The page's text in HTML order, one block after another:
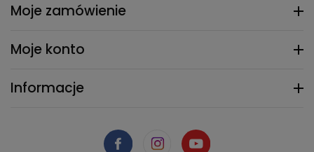
Moje zamówienie
Moje konto
Informacje